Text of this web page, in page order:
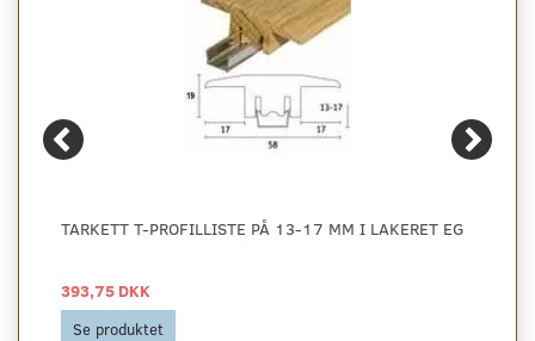
TARKETT T-PROFILLISTE PÅ 13-17 MM I LAKERET EG
393,75 DKK
Se produktet